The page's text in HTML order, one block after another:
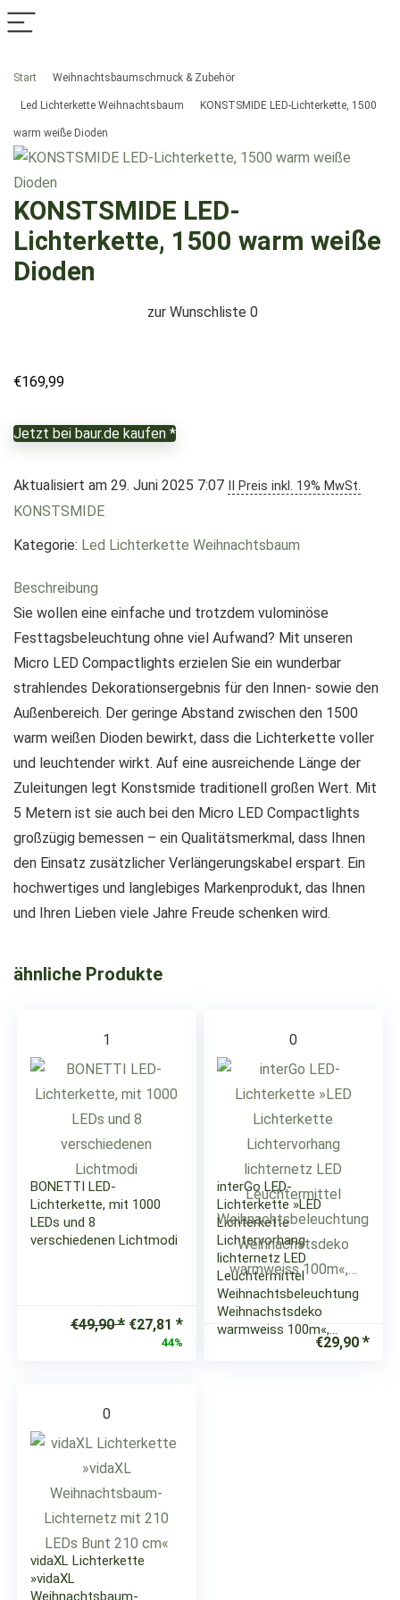
Start Weihnachtsbaumschmuck & Zubehör
Led Lichterkette Weihnachtsbaum KONSTSMIDE LED-Lichterkette, 1500
warm weiße Dioden
KONSTSMIDE LED-
Lichterkette, 1500 warm weiße
Dioden
zur Wunschliste 0
€169,99
Jetzt bei baur.de kaufen *
Aktualisiert am 29. Juni 2025 7:07 II Preis inkl. 19% MwSt.
KONSTSMIDE
Kategorie: Led Lichterkette Weihnachtsbaum
Beschreibung
Sie wollen eine einfache und trotzdem vulominöse
Festtagsbeleuchtung ohne viel Aufwand? Mit unseren
Micro LED Compactlights erzielen Sie ein wunderbar
strahlendes Dekorationsergebnis für den Innen- sowie den
Außenbereich. Der geringe Abstand zwischen den 1500
warm weißen Dioden bewirkt, dass die Lichterkette voller
und leuchtender wirkt. Auf eine ausreichende Länge der
Zuleitungen legt Konstsmide traditionell großen Wert. Mit
5 Metern ist sie auch bei den Micro LED Compactlights
großzügig bemessen – ein Qualitätsmerkmal, dass Ihnen
den Einsatz zusätzlicher Verlängerungskabel erspart. Ein
hochwertiges und langlebiges Markenprodukt, das Ihnen
und Ihren Lieben viele Jahre Freude schenken wird.
ähnliche Produkte
1
BONETTI LED-
Lichterkette, mit 1000
LEDs und 8
verschiedenen Lichtmodi
€49,90
Ursprünglicher
Preis
€27,81
Aktueller
Preis
44%
0
interGo LED-
Lichterkette »LED
Lichterkette
Lichtervorhang
lichternetz LED
Leuchtermittel
Weihnachtsbeleuchtung
Weihnachstsdeko
warmweiss 100m«,…
€29,90
0
vidaXL Lichterkette
»vidaXL
Weihnachtsbaum-